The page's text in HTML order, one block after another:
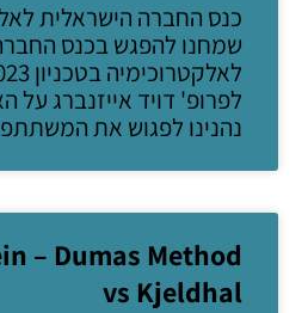
שמחנו להפגש בכנס
לפרופ' דויד אייזנברג על
נהנינו לפגוש את
– Dumas Method
vs Kjeldhal